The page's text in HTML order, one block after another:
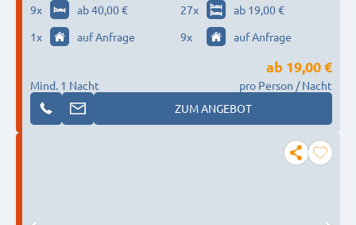
9x ab 40,00 € 27x
ab 19,00 €
1x auf Anfrage 9x auf Anfrage
Mind. 1 Nacht
ab 19,00 €
pro Person / Nacht
ZUM ANGEBOT